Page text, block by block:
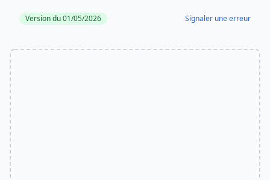
Version du 01/05/2026 Signaler une erreur